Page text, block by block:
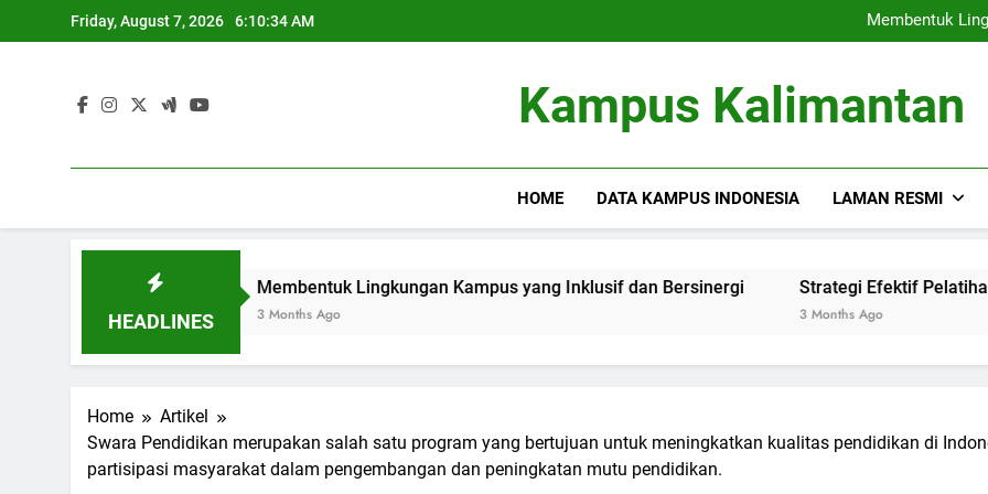
to
Friday, August 7, 2026 6:10:35 AM
Membentuk
Strategi Efektif Pelatihan
Membentuk
Strategi Efektif Pelatihan
Kampus Kalimantan
HOME DATA KAMPUS INDONESIA LAMAN RESMI
HEADLINES
Membentuk Lingkungan Kampus yang Inklusif dan Bersinergi
3 Months Ago
Strategi Efektif Pelatihan
Home
Artikel
Swara Pendidikan merupakan salah satu program yang bertujuan untuk meningkatkan kualitas pendidikan di
partisipasi masyarakat dalam pengembangan dan peningkatan mutu pendidikan.